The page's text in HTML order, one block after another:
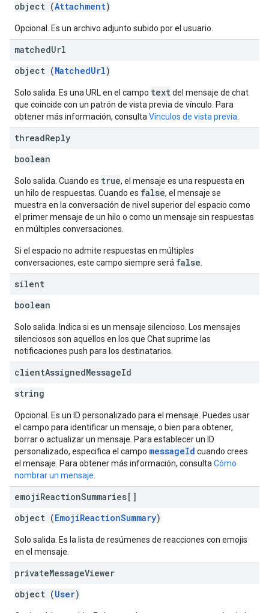
object (Attachment)
Opcional. Es un archivo adjunto subido por el usuario.
matchedUrl
object (MatchedUrl)
Solo salida. Es una URL en el campo textdel mensaje de chat
que coincide con un patrón de vista previa de vínculo. Para
obtener más información, consulta Vínculos de vista previa
threadReply
boolean
Solo salida. Cuando es true, el mensaje es una respuesta en
un hilo de respuestas. Cuando es false, el mensaje se
muestra en la conversación de nivel superior del espacio como
el primer mensaje de un hilo o como un mensaje sin respuestas
en múltiples conversaciones.
Si el espacio no admite respuestas en múltiples
conversaciones, este campo siempre será false
silent
boolean
Solo salida. Indica si es un mensaje silencioso. Los mensajes
silenciosos son aquellos en los que Chat suprime las
notificaciones push para los destinatarios.
clientAssignedMessageId
string
Opcional. Es un ID personalizado para el mensaje. Puedes usar
el campo para identificar un mensaje, o bien para obtener,
borrar o actualizar un mensaje. Para establecer un ID
personalizado, especifica el campo messageId cuando crees
el mensaje. Para obtener más información, consulta Cómo
nombrar un mensaje
emojiReactionSummaries[]
object (EmojiReactionSummary)
Solo salida. Es la lista de resúmenes de reacciones con emojis
en el mensaje.
privateMessageViewer
object (User)